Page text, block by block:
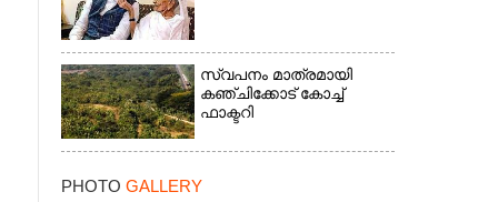
സ്വപനം മാത്രമായി
കഞ്ചിക്കോട് കോച്ച്
ഫാക്ടറി
PHOTO GALLERY